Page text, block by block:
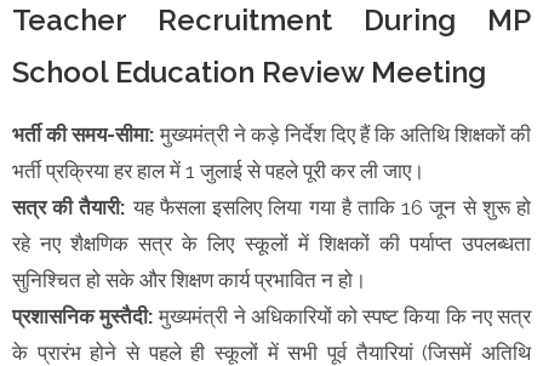
Teacher Recruitment During MP
School Education Review Meeting
भर्ती की समय-सीमा:मुख्यमंत्री ने कड़े निर्देश दिए हैं कि अतिथि शिक्षकों की
भर्ती प्रक्रिया हर हाल में 1 जुलाई से पहले पूरी कर ली जाए।
सत्र की तैयारी:यह फैसला इसलिए लिया गया है ताकि 16 जून से शुरू हो
रहे नए शैक्षणिक सत्र के लिए स्कूलों में शिक्षकों की पर्याप्त उपलब्धता
सुनिश्चित हो सके और शिक्षण कार्य प्रभावित न हो।
प्रशासनिक मुस्तैदी:मुख्यमंत्री ने अधिकारियों को स्पष्ट किया कि नए सत्र
के प्रारंभ होने से पहले ही स्कूलों में सभी पूर्व तैयारियां (जिसमें अतिथि